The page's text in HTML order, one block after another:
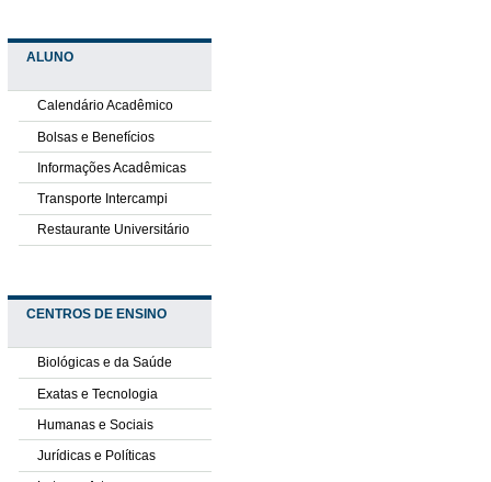
ALUNO
Calendário Acadêmico
Bolsas e Benefícios
Informações Acadêmicas
Transporte Intercampi
Restaurante Universitário
CENTROS DE ENSINO
Biológicas e da Saúde
Exatas e Tecnologia
Humanas e Sociais
Jurídicas e Políticas